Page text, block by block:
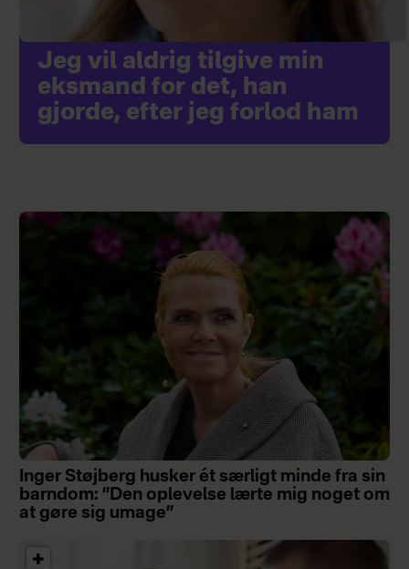
Jeg vil aldrig tilgive min
eksmand for det, han
gjorde, efter jeg forlod ham
Inger Støjberg husker ét særligt minde fra sin
barndom: ”Den oplevelse lærte mig noget om
at gøre sig umage”